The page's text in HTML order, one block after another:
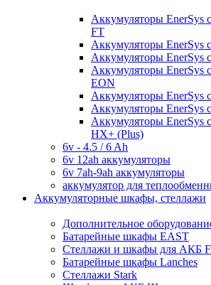
Аккумуляторы EnerSys
FT
Аккумуляторы EnerSys
Аккумуляторы EnerSys
Аккумуляторы EnerSys
EON
Аккумуляторы EnerSys
Аккумуляторы EnerSys
Аккумуляторы EnerSys
HX+ (Plus)
6v - 4.5 / 6 Ah
6v 12ah аккумуляторы
6v 7ah-9ah аккумуляторы
аккумулятор для
Аккумуляторные шкафы, стеллажи
Дополнительное
Батарейные шкафы EAST
Стеллажи и шкафы для АКБ
Батарейные шкафы Lanches
Стеллажи Stark